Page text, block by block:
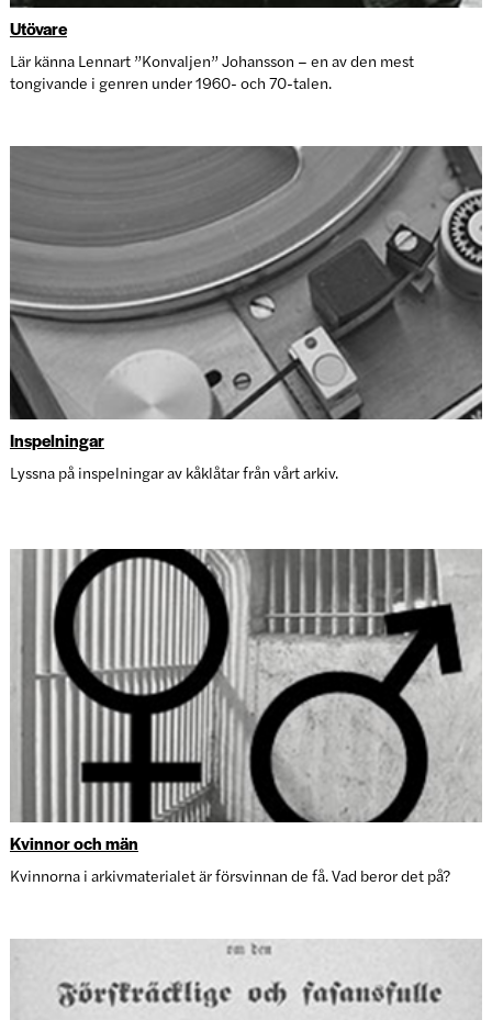
Utövare
Lär känna Lennart ”Konvaljen” Johansson – en av den mest
tongivande i genren under 1960- och 70-talen.
Inspelningar
Lyssna på inspelningar av kåklåtar från vårt arkiv.
Kvinnor och män
Kvinnorna i arkivmaterialet är försvinnan de få. Vad beror det på?